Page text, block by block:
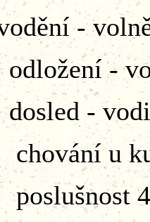
-
volně
4
kusu
4